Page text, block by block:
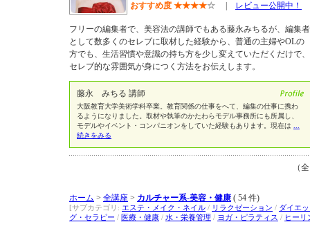
おすすめ度 ★★★★☆ レビュー公開中！
フリーの編集者で、美容法の講師でもある藤永みちるが、編集者
として数多くのセレブに取材した経験から、普通の主婦やOLの
方でも、生活習慣や意識の持ち方を少し変えていただくだけで、
セレブ的な雰囲気が身につく方法をお伝えします。
藤永 みちる 講師
大阪教育大学美術学科卒業。教育関係の仕事をへて、編集の仕事に携わ
るようになりました。取材や執筆のかたわらモデル事務所にも所属し、
モデルやイベント・コンパニオンをしていた経験もあります。現在は
続きをみる
（
ホーム > 全講座 > カルチャー系-美容・健康 ( 54 件)
[サブカテゴリ: エステ・メイク・ネイル / リラクゼーション / ダイエ
グ・セラピー / 医療・健康 / 水・栄養管理 / ヨガ・ピラティス / ヒーリ